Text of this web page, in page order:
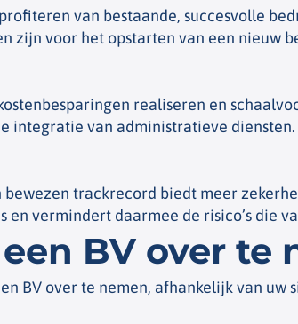
van bestaande, succesvolle
zijn voor het opstarten van een nieuw
realiseren en
integratie van administratieve diensten.
bewezen trackrecord biedt meer
en vermindert daarmee de risico’s die
BV over te
BV over te nemen, afhankelijk van uw